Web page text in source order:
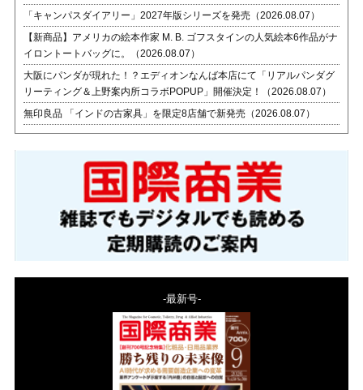
「キャンパスダイアリー」2027年版シリーズを発売（2026.08.07）
【新商品】アメリカの絵本作家 M. B. ゴフスタインの人気絵本6作品がナ
イロントートバッグに。（2026.08.07）
大阪にパンダが現れた！？エディオンなんば本店にて「リアルパンダグ
リーティング＆上野案内所コラボPOPUP」開催決定！（2026.08.07）
無印良品 「インドの古家具」を限定8店舗で新発売（2026.08.07）
-最新号-